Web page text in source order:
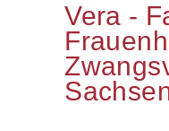
Vera -